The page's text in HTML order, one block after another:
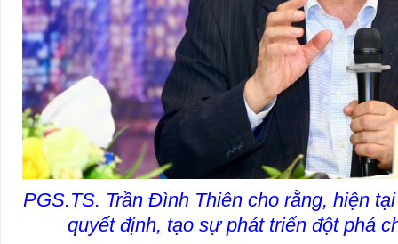
PGS.TS. Trần Đình Thiên cho rằng, hiện
quyết định, tạo sự phát triển đột phá